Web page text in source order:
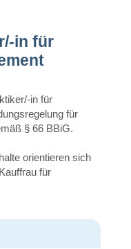
in für
in für
für
§ 66 BBiG.
orientieren sich
für